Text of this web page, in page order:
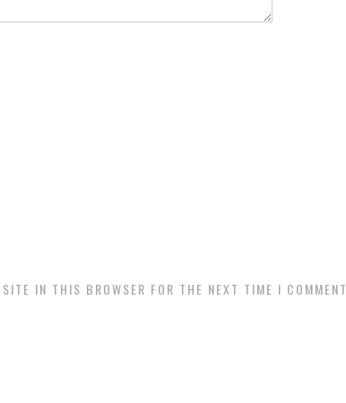
IN THIS BROWSER FOR THE NEXT TIME I COMMENT.